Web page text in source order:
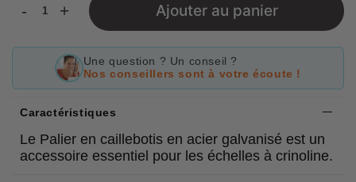
- + Ajouter au panier
Une question ? Un conseil ?
Nos conseillers sont à votre écoute !
Caractéristiques
Le Palier en caillebotis en acier galvanisé est un
accessoire essentiel pour les échelles à crinoline.